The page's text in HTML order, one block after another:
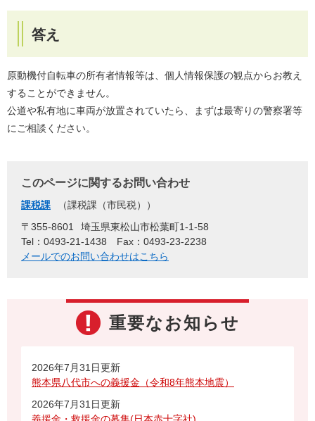
答え
原動機付自転車の所有者情報等は、個人情報保護の観点からお教え
することができません。
公道や私有地に車両が放置されていたら、まずは最寄りの警察署等
にご相談ください。
このページに関するお問い合わせ
課税課
課税課（市民税）
〒355-8601
埼玉県東松山市松葉町1-1-58
Tel：0493-21-1438
Fax：0493-23-2238
メールでのお問い合わせはこちら
重要なお知らせ
2026年7月31日更新
熊本県八代市への義援金（令和8年熊本地震）
2026年7月31日更新
義援金・救援金の募集(日本赤十字社)